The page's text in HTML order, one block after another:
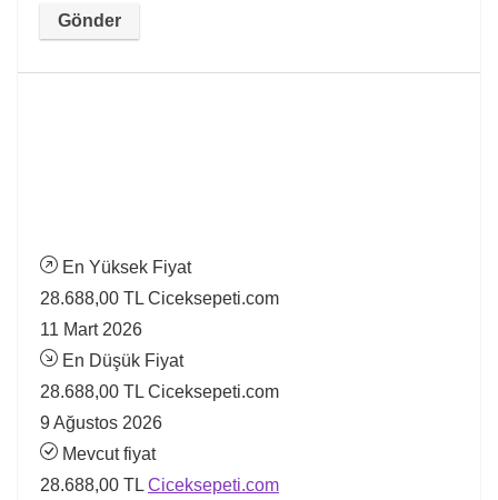
En Yüksek Fiyat
28.688,00 TL Ciceksepeti.com
11 Mart 2026
En Düşük Fiyat
28.688,00 TL Ciceksepeti.com
9 Ağustos 2026
Mevcut fiyat
28.688,00 TL Ciceksepeti.com